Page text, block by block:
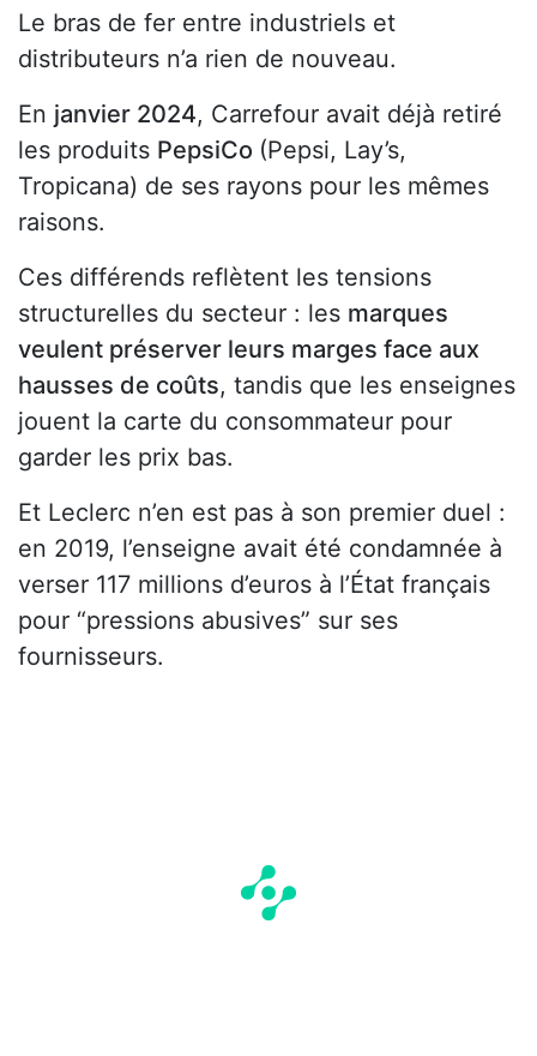
Le bras de fer entre industriels et
distributeurs n’a rien de nouveau.
En janvier 2024, Carrefour avait déjà retiré
les produits PepsiCo (Pepsi, Lay’s,
Tropicana) de ses rayons pour les mêmes
raisons.
Ces différends reflètent les tensions
structurelles du secteur : les marques
veulent préserver leurs marges face aux
hausses de coûts, tandis que les enseignes
jouent la carte du consommateur pour
garder les prix bas.
Et Leclerc n’en est pas à son premier duel :
en 2019, l’enseigne avait été condamnée à
verser 117 millions d’euros à l’État français
pour “pressions abusives” sur ses
fournisseurs.